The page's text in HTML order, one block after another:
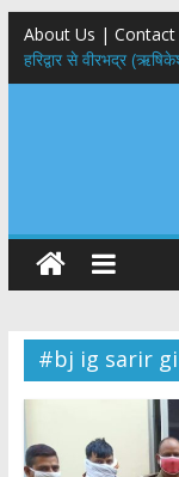
About Us |
​हरिद्वार से वीरभद्र
सूर्या ने की देश व
नंदा की चौकी पुल
मुख्यमंत्री ने 9 लाख 87
राष्ट्रीय हथकरघा दिवस
कारीगरों को किया सम्मानित
​धामी कैबिनेट का बड़ा
हरिद्वार तक होगा विस्तार
#bj ig sarir